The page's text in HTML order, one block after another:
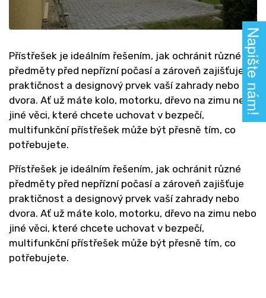
Přístřešek je ideálním řešením, jak ochránit různé
předměty před nepřízní počasí a zároveň zajišťuje
praktičnost a designový prvek vaší zahrady nebo
dvora. Ať už máte kolo, motorku, dřevo na zimu nebo
jiné věci, které chcete uchovat v bezpečí,
multifunkční přístřešek může být přesně tím, co
potřebujete.
Přístřešek je ideálním řešením, jak ochránit různé
předměty před nepřízní počasí a zároveň zajišťuje
praktičnost a designový prvek vaší zahrady nebo
dvora. Ať už máte kolo, motorku, dřevo na zimu nebo
jiné věci, které chcete uchovat v bezpečí,
multifunkční přístřešek může být přesně tím, co
potřebujete.
Napište nám!